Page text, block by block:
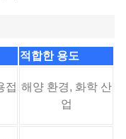
적합한 용도
접 해양 환경, 화학 산
업